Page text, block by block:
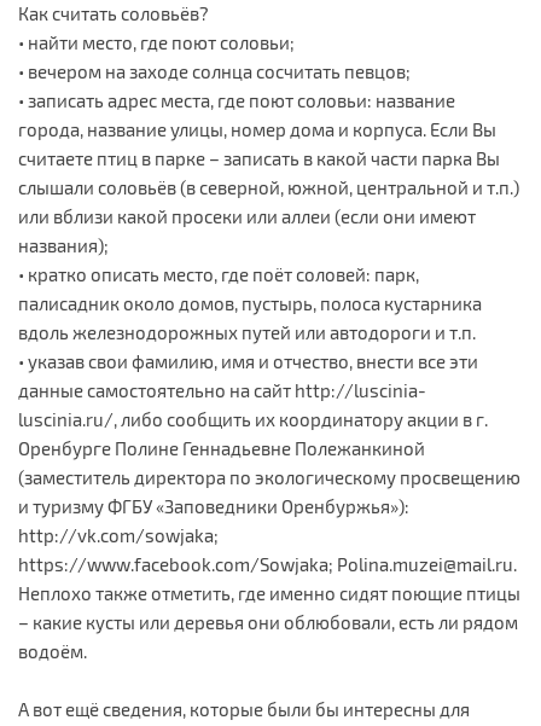
Как считать соловьёв?
• найти место, где поют соловьи;
• вечером на заходе солнца сосчитать певцов;
• записать адрес места, где поют соловьи: название
города, название улицы, номер дома и корпуса. Если Вы
считаете птиц в парке – записать в какой части парка Вы
слышали соловьёв (в северной, южной, центральной и т.п.)
или вблизи какой просеки или аллеи (если они имеют
названия);
• кратко описать место, где поёт соловей: парк,
палисадник около домов, пустырь, полоса кустарника
вдоль железнодорожных путей или автодороги и т.п.
• указав свои фамилию, имя и отчество, внести все эти
данные самостоятельно на сайт http://luscinia-
luscinia.ru/, либо сообщить их координатору акции в г.
Оренбурге Полине Геннадьевне Полежанкиной
(заместитель директора по экологическому просвещению
и туризму ФГБУ «Заповедники Оренбуржья»):
http://vk.com/sowjaka;
https://www.facebook.com/Sowjaka; Polina.muzei@mail.ru.
Неплохо также отметить, где именно сидят поющие птицы
– какие кусты или деревья они облюбовали, есть ли рядом
водоём.
А вот ещё сведения, которые были бы интересны для